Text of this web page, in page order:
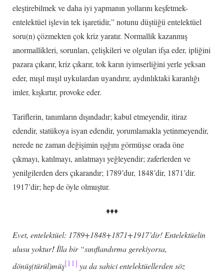
eleştirebilmek ve daha iyi yapmanın yollarını keşfetmek-
entelektüel işlevin tek işaretidir,” notunu düştüğü entelektüel
soru(n) çözmekten çok kriz yaratır. Normallik kazanmış
anormallikleri, sorunları, çelişkileri ve olguları ifşa eder, ipliğini
pazara çıkarır, kriz çıkarır, tok karın iyimserliğini yerle yeksan
eder, mışıl mışıl uykulardan uyandırır, aydınlıktaki karanlığı
imler, kışkırtır, provoke eder.
Tariflerin, tanımların dışındadır; kabul etmeyendir, itiraz
edendir, statükoya isyan edendir, yorumlamakla yetinmeyendir,
nerede ne zaman değişimin ışığını görmüşse orada öne
çıkmayı, katılmayı, anlatmayı yeğleyendir; zaferlerden ve
yenilgilerden ders çıkarandır; 1789’dur, 1848’dir, 1871’dir.
1917’dir; hep de öyle olmuştur.
♦♦♦
Evet, entelektüel: 1789+1848+1871+1917’dir! Entelektüelin
ulusu yoktur!İlla bir “sınıflandırma gerekiyorsa,
dönüş(türül)müş[11] ya da sahici entelektüellerden söz